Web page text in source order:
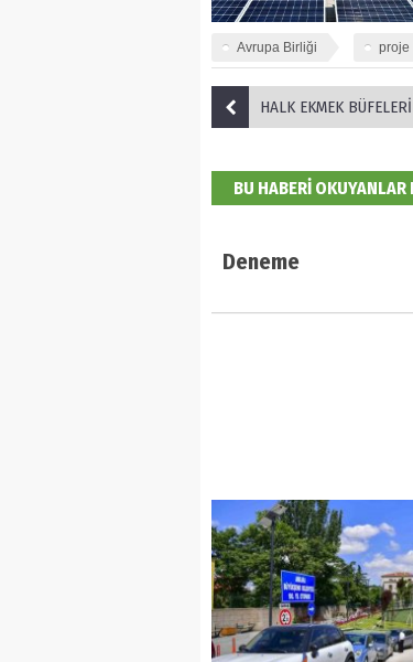
Avrupa Birliği proje
HALK EKMEK BÜFELERİNDE
BU HABERİ
Deneme